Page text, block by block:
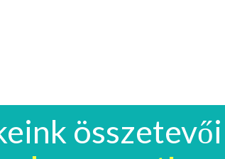
összetevői